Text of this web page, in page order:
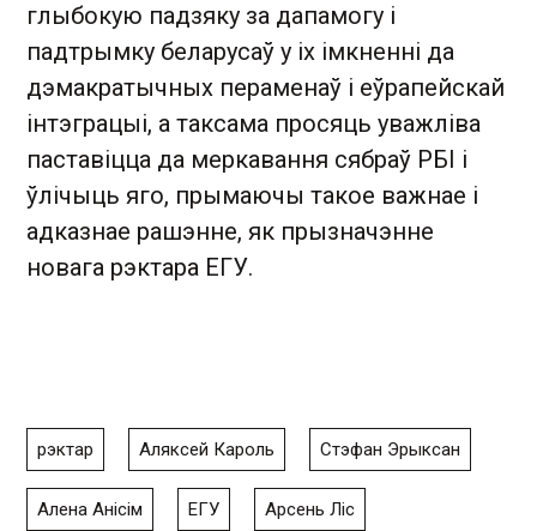
глыбокую падзяку за дапамогу і
падтрымку беларусаў у іх імкненні да
дэмакратычных пераменаў і еўрапейскай
інтэграцыі, а таксама просяць уважліва
паставіцца да меркавання сябраў РБІ і
ўлічыць яго, прымаючы такое важнае і
адказнае рашэнне, як прызначэнне
новага рэктара ЕГУ.
рэктар Аляксей Кароль Стэфан Эрыксан
Алена Анісім ЕГУ Арсень Ліс